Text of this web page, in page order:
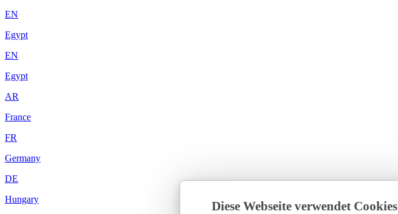
Diese Webseite verwendet Cookies
EN
Egypt
EN
Egypt
AR
France
FR
Germany
DE
Hungary